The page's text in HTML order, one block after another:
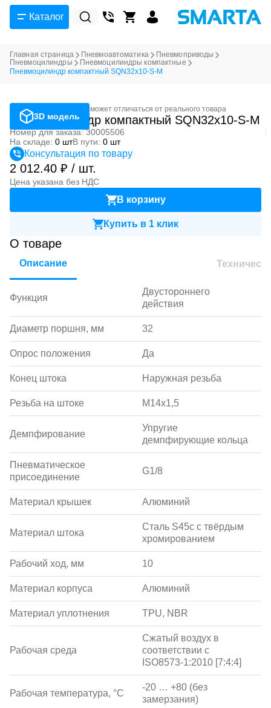
Каталог
Главная страница Пневмоавтоматика
Пневмоприводы
Пневмоцилиндры
Пневмоцилиндры компактные
Пневмоцилиндр компактный SQN32x10-S-M
3D модель
Фотография может отличаться от реального товара
Пневмоцилиндр компактный SQN32x10-S-M
Номер для заказа: 30005506
На складе: 0 штВ пути: 0 шт
Консультация по товару
2 012.40 ₽ / шт.
Цена указана без НДС
В корзину
Купить в 1 клик
О товаре
Описание
Функция
Двустороннего
действия
Диаметр поршня, мм 32
Опрос положения Да
Конец штока Наружная резьба
Резьба на штоке M14x1,5
Демпфирование
Упругие
демпфирующие кольца
Пневматическое
присоединение
G1/8
Материал крышек Алюминий
Материал штока
Сталь S45c с твёрдым
хромированием
Рабочий ход, мм 10
Материал корпуса Алюминий
Материал уплотнения TPU, NBR
Рабочая среда
Сжатый воздух в
соответствии с
ISO8573-1:2010 [7:4:4]
Рабочая температура, °С
-20 … +80 (без
замерзания)